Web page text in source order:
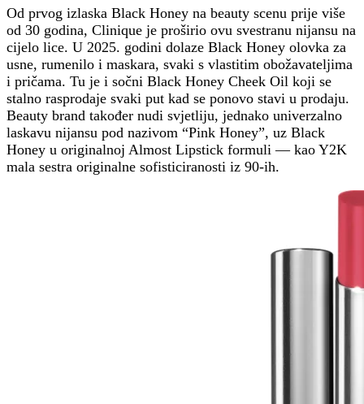
Od prvog izlaska Black Honey na beauty scenu prije više
od 30 godina, Clinique je proširio ovu svestranu nijansu na
cijelo lice. U 2025. godini dolaze Black Honey olovka za
usne, rumenilo i maskara, svaki s vlastitim obožavateljima
i pričama. Tu je i sočni Black Honey Cheek Oil koji se
stalno rasprodaje svaki put kad se ponovo stavi u prodaju.
Beauty brand također nudi svjetliju, jednako univerzalno
laskavu nijansu pod nazivom “Pink Honey”, uz Black
Honey u originalnoj Almost Lipstick formuli — kao Y2K
mala sestra originalne sofisticiranosti iz 90-ih.